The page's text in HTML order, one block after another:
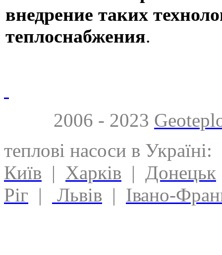
внедрение таких
теплоснабжения.
2006 - 2023
теплові насоси в Україні:
Київ | Харків | Донецьк
Ріг | Львів | Івано-